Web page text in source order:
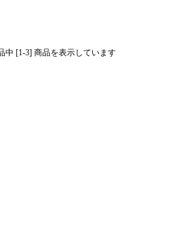
中 [1-3] 商品を表示しています